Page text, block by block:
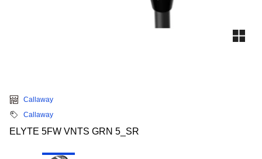
Callaway
Callaway
ELYTE 5FW VNTS GRN 5_SR